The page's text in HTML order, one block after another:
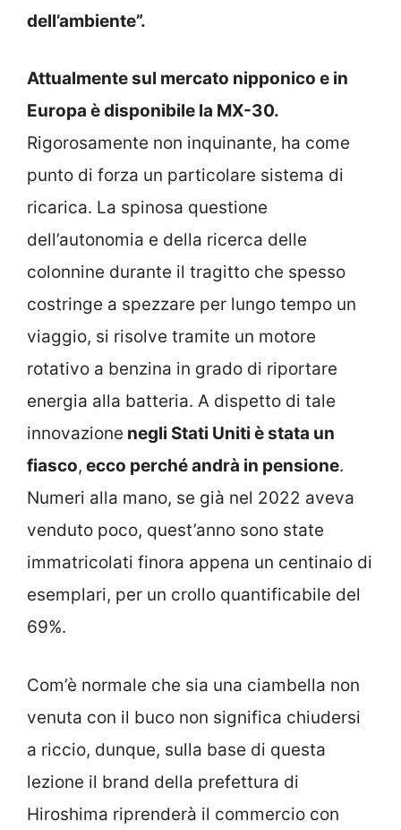
dell’ambiente”.
Attualmente sul mercato nipponico e in
Europa è disponibile la MX-30.
Rigorosamente non inquinante, ha come
punto di forza un particolare sistema di
ricarica. La spinosa questione
dell’autonomia e della ricerca delle
colonnine durante il tragitto che spesso
costringe a spezzare per lungo tempo un
viaggio, si risolve tramite un motore
rotativo a benzina in grado di riportare
energia alla batteria. A dispetto di tale
innovazione negli Stati Uniti è stata un
fiasco, ecco perché andrà in pensione.
Numeri alla mano, se già nel 2022 aveva
venduto poco, quest’anno sono state
immatricolati finora appena un centinaio di
esemplari, per un crollo quantificabile del
69%.
Com’è normale che sia una ciambella non
venuta con il buco non significa chiudersi
a riccio, dunque, sulla base di questa
lezione il brand della prefettura di
Hiroshima riprenderà il commercio con